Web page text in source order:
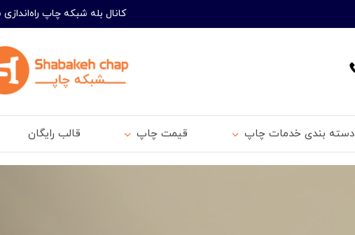
کانال بله شبکه چاپ
دسته بندی خدمات چاپ قیمت چاپ قالب رایگان